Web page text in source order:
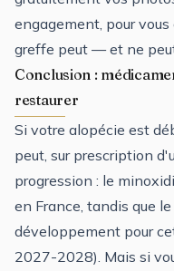
engagement, pour
greffe peut — et ne
Conclusion :
restaurer
Si votre alopécie est
peut, sur prescription
progression : le
en France, tandis que
développement pour
2027-2028). Mais si